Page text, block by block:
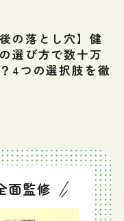
後の落とし穴】健
選び方で数十万
4つの選択肢を徹
面監修